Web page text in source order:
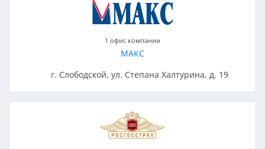
1 офис компании
МАКС
г. Слободской, ул. Степана Халтурина, д. 19